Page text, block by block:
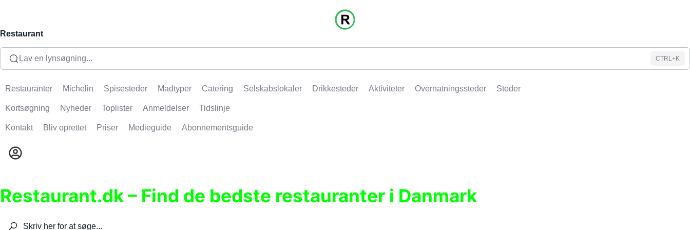
Restaurant
Lav en lynsøgning... CTRL+K
Restauranter Michelin Spisesteder Madtyper Catering Selskabslokaler Drikkesteder Aktiviteter Overnatningssteder Steder
Kortsøgning Nyheder Toplister Anmeldelser Tidslinje
Kontakt Bliv oprettet Priser Medieguide Abonnementsguide
Restaurant.dk – Find de bedste restauranter i Danmark